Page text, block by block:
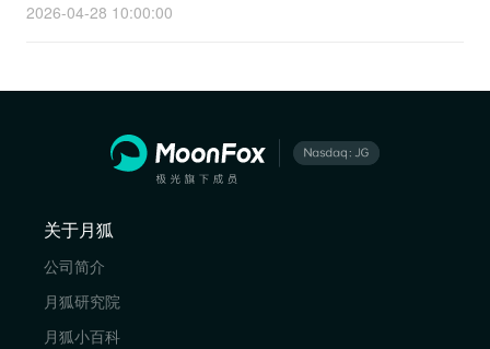
2026-04-28 10:00:00
关于月狐
公司简介
月狐研究院
月狐小百科